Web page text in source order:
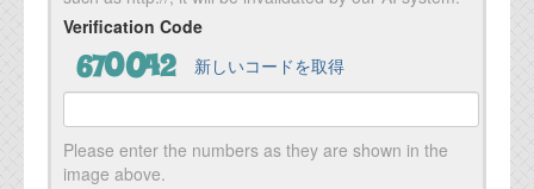
Verification Code
新しいコードを取得
Please enter the numbers as they are shown in the
image above.